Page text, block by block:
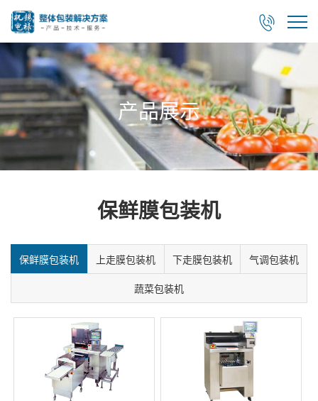

产品展示
保鲜膜包装机
保鲜膜包装机 上走膜包装机 下走膜包装机 气调包装机
蔬菜包装机